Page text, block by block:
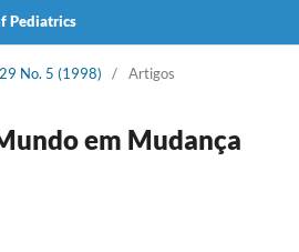
Pediatrics
No. 5 (1998) / Artigos
em Mudança